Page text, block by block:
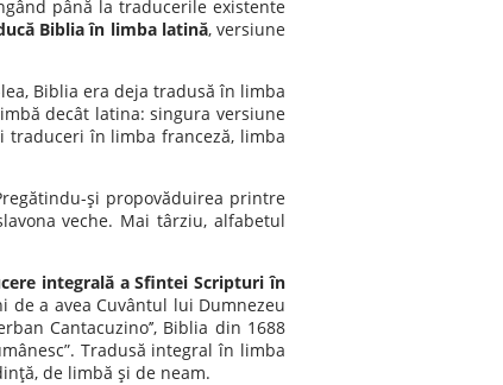
până la traducerile existente
Biblia în limba latină, versiune
Biblia era deja tradusă în limba
decât latina: singura versiune
traduceri în limba franceză, limba
şi propovăduirea printre
veche. Mai târziu, alfabetul
integrală a Sfintei Scripturi în
a avea Cuvântul lui Dumnezeu
Cantacuzino’’, Biblia din 1688
Tradusă integral în limba
de limbă şi de neam.